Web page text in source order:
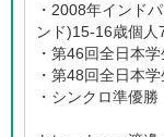
・2008年インド
ンド)15-16歳個人
・第46回全日本
・第48回全日本
・シンクロ準優勝